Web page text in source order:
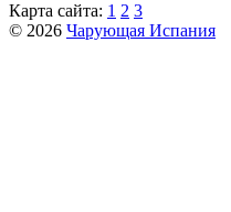
Карта сайта: 1 2 3
© 2026 Чарующая Испания